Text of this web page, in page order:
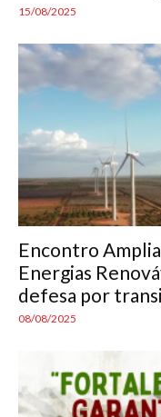
15/08/2025
Encontro
Energias
defesa por
08/08/2025